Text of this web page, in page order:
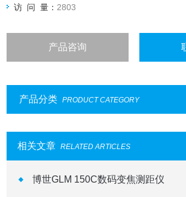
访 问 量： 2803
产品咨询
产品分类 PRODUCT CATEGORY
相关文章 RELATED ARTICLES
博世GLM 150C数码变焦测距仪